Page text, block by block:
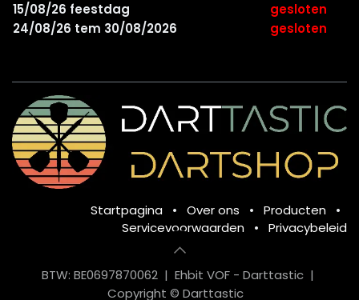
15/08/26 feestdag
gesloten
24/08/26 tem 30/08/2026
gesloten
Startpagina • Over ons • Producten
•
Servicevoorwaarden
• Privacybeleid
BTW: BE0697870062 | Ehbit VOF - Darttastic |
Copyright © Darttastic